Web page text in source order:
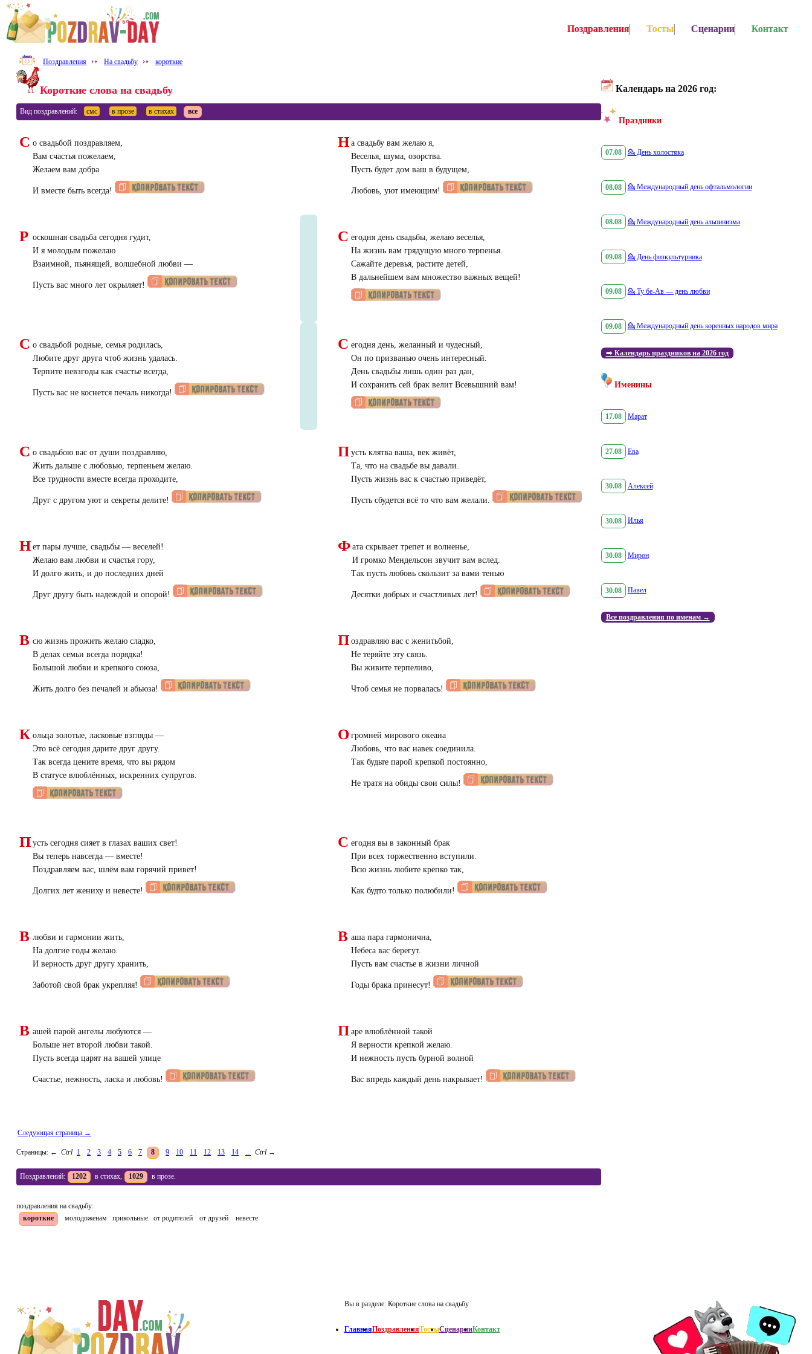
Поздравления ⤐ На свадьбу ⤐ короткие
Короткие слова на свадьбу
Вид поздравлений: смс в прозе в стихах все
С о свадьбой поздравляем,
Вам счастья пожелаем,
Желаем вам добра
И вместе быть всегда!
Н а свадьбу вам желаю я,
Веселья, шума, озорства.
Пусть будет дом ваш в будущем,
Любовь, уют имеющим!
Р оскошная свадьба сегодня гудит,
И я молодым пожелаю
Взаимной, пьянящей, волшебной любви —
Пусть вас много лет окрыляет!
С егодня день свадьбы, желаю веселья,
На жизнь вам грядущую много терпенья.
Сажайте деревья, растите детей,
В дальнейшем вам множество важных вещей!
С о свадьбой родные, семья родилась,
Любите друг друга чтоб жизнь удалась.
Терпите невзгоды как счастье всегда,
Пусть вас не коснется печаль никогда!
С егодня день, желанный и чудесный,
Он по призванью очень интересный.
День свадьбы лишь один раз дан,
И сохранить сей брак велит Всевышний вам!
С о свадьбою вас от души поздравляю,
Жить дальше с любовью, терпеньем желаю.
Все трудности вместе всегда проходите,
Друг с другом уют и секреты делите!
П усть клятва ваша, век живёт,
Та, что на свадьбе вы давали.
Пусть жизнь вас к счастью приведёт,
Пусть сбудется всё то что вам желали.
Н ет пары лучше, свадьбы — веселей!
Желаю вам любви и счастья гору,
И долго жить, и до последних дней
Друг другу быть надеждой и опорой!
Ф ата скрывает трепет и волненье,
И громко Мендельсон звучит вам вслед.
Так пусть любовь скользит за вами тенью
Десятки добрых и счастливых лет!
В сю жизнь прожить желаю сладко,
В делах семьи всегда порядка!
Большой любви и крепкого союза,
Жить долго без печалей и абьюза!
П оздравляю вас с женитьбой,
Не теряйте эту связь.
Вы живите терпеливо,
Чтоб семья не порвалась!
К ольца золотые, ласковые взгляды —
Это всё сегодня дарите друг другу.
Так всегда цените время, что вы рядом
В статусе влюблённых, искренних супругов.
О громней мирового океана
Любовь, что вас навек соединила.
Так будьте парой крепкой постоянно,
Не тратя на обиды свои силы!
П усть сегодня сияет в глазах ваших свет!
Вы теперь навсегда — вместе!
Поздравляем вас, шлём вам горячий привет!
Долгих лет жениху и невесте!
С егодня вы в законный брак
При всех торжественно вступили.
Всю жизнь любите крепко так,
Как будто только полюбили!
В любви и гармонии жить,
На долгие годы желаю.
И верность друг другу хранить,
Заботой свой брак укрепляя!
В аша пара гармонична,
Небеса вас берегут.
Пусть вам счастье в жизни личной
Годы брака принесут!
В ашей парой ангелы любуются —
Больше нет второй любви такой.
Пусть всегда царят на вашей улице
Счастье, нежность, ласка и любовь!
П аре влюблённой такой
Я верности крепкой желаю.
И нежность пусть бурной волной
Вас впредь каждый день накрывает!
Следующая страница →
Страницы: ← Ctrl 1 2 3 4 5 6 7 8 9 10 11 12 13 14 ... Ctrl →
Поздравлений: 1202 в стихах, 1029 в прозе.
поздравления на свадьбу:
короткие
молодоженам прикольные от родителей от друзей невесте
Календарь на 2026 год:
Праздники
07.08 💁 День холостяка
08.08 💁 Международный день офтальмологии
08.08 💁 Международный день альпинизма
09.08 💁 День физкультурника
09.08 💁 Ту бе-Ав — день любви
09.08 💁 Международный день коренных народов мира
➡️ Календарь праздников на 2026 год
Именины
17.08 Марат
27.08 Ева
30.08 Алексей
30.08 Илья
30.08 Мирон
30.08 Павел
Все поздравления по именам →
Поздравления Тосты Сценарии Контакт
Вы в разделе: Короткие слова на свадьбу
ГлавнаяПоздравленияТостыСценарииКонтакт